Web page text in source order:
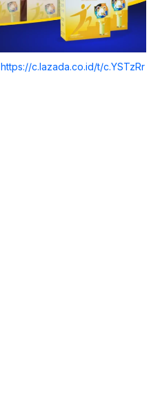
https://c.lazada.co.id/t/c.YSTzRr